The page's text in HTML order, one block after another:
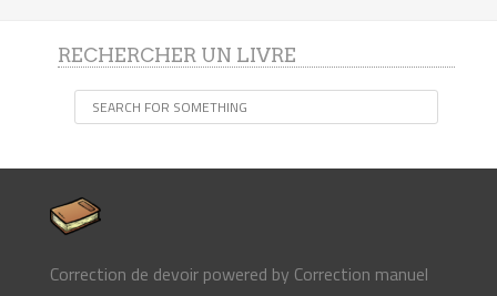
RECHERCHER UN LIVRE
Correction de devoirpowered by Correction manuel